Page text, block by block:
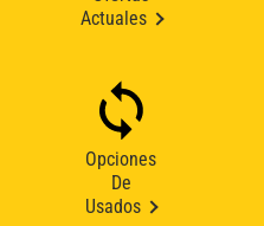
Actuales
Opciones
De
Usados